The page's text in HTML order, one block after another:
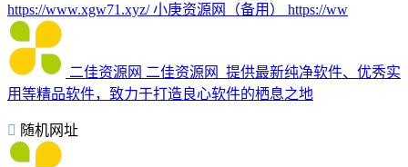
https://www.xgw71.xyz/ 小庚资源网（备用） https://ww
二佳资源网 二佳资源网_提供最新纯净软件、优秀实
用等精品软件，致力于打造良心软件的栖息之地
随机网址